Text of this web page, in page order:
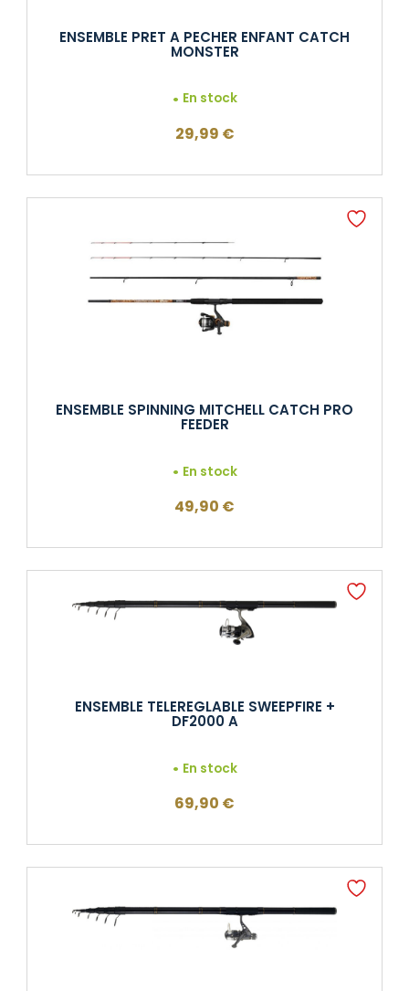
ENSEMBLE PRET A PECHER ENFANT CATCH
MONSTER
En stock
29,99 €
ENSEMBLE SPINNING MITCHELL CATCH PRO
FEEDER
En stock
49,90 €
ENSEMBLE TELEREGLABLE SWEEPFIRE +
DF2000 A
En stock
69,90 €